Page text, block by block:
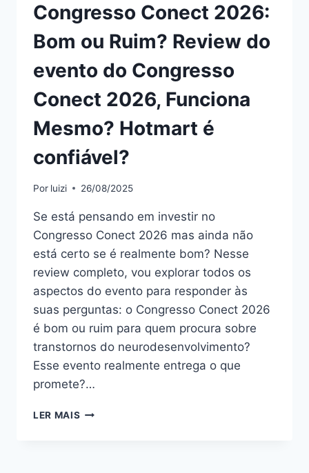
EVENTO
CONGRESSO
CONECT
2026,
FUNCIONA
MESMO?
HOTMART
É
CONFIÁVEL?
Congresso Conect 2026:
Bom ou Ruim? Review do
evento do Congresso
Conect 2026, Funciona
Mesmo? Hotmart é
confiável?
Por luizi 26/08/2025
Se está pensando em investir no
Congresso Conect 2026 mas ainda não
está certo se é realmente bom? Nesse
review completo, vou explorar todos os
aspectos do evento para responder às
suas perguntas: o Congresso Conect 2026
é bom ou ruim para quem procura sobre
transtornos do neurodesenvolvimento?
Esse evento realmente entrega o que
promete?…
LER MAIS CONGRESSO